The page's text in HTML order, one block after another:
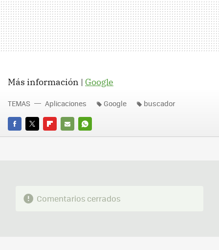
Más información | Google
FACEBOOK
TWITTERFLIPBOARD
E-
WHATSAPP
TEMAS Aplicaciones Google buscador
Comentarios cerrados